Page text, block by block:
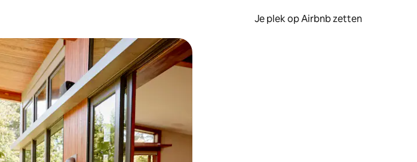
Je plek op Airbnb zetten